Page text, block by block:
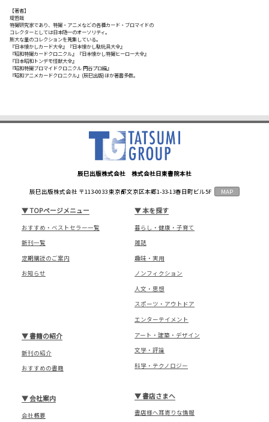
【著者】
堤哲哉
特撮研究家であり、特撮・アニメなどの各種カード・ブロマイドの
コレクターとしては日本随一のオーソリティ。
膨大な量のコレクションを蒐集している。
『日本懐かしカード大全』『日本懐かし駄玩具大全』
『昭和特撮カードクロニクル』『日本懐かし特撮ヒーロー大全』
『日本昭和トンデモ怪獣大全』
『昭和特撮ブロマイドクロニクル 円谷プロ編』
『昭和アニメカードクロニクル』(辰巳出版)ほか著書多数。
辰巳出版株式会社 株式会社日東書院本社
辰巳出版株式会社 〒113-0033 東京都文京区本郷1-33-13春日町ビル5F MAP
▼TOPページメニュー
おすすめ・ベストセラー一覧
新刊一覧
定期購読のご案内
お知らせ
▼本を探す
暮らし・健康・子育て
雑誌
趣味・実用
ノンフィクション
人文・思想
スポーツ・アウトドア
エンターテイメント
アート・建築・デザイン
文学・評論
科学・テクノロジー
▼書籍の紹介
新刊の紹介
おすすめの書籍
▼書店さまへ
書店様へ耳寄りな情報
▼会社案内
会社概要